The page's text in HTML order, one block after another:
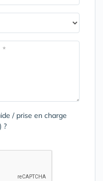
/ prise en charge
?